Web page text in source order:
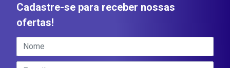
Cadastre-se para receber nossas
ofertas!